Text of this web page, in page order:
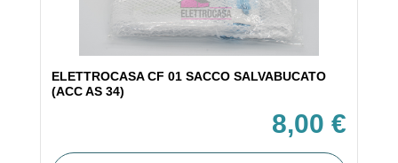
ELETTROCASA CF 01 SACCO SALVABUCATO
(ACC AS 34)
8,00 €